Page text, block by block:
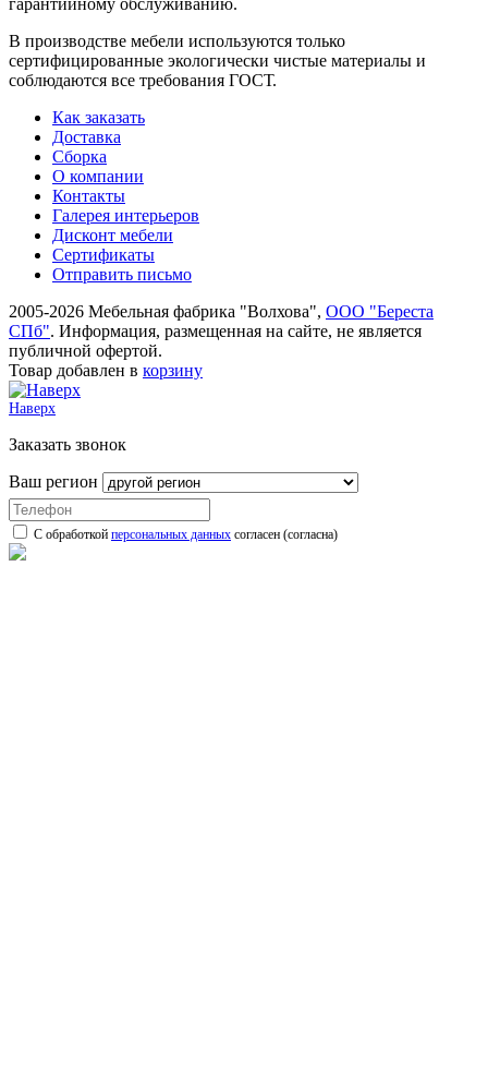
В производстве мебели используются только
сертифицированные экологически чистые материалы и
соблюдаются все требования ГОСТ.
Как заказать
Доставка
Сборка
О компании
Контакты
Галерея интерьеров
Дисконт мебели
Сертификаты
Отправить письмо
2005-2026 Мебельная фабрика "Волхова", ООО "Береста
СПб". Информация, размещенная на сайте, не является
публичной офертой.
Товар добавлен в корзину
Наверх
Заказать звонок
Ваш регион
С обработкой персональных данных согласен (согласна)